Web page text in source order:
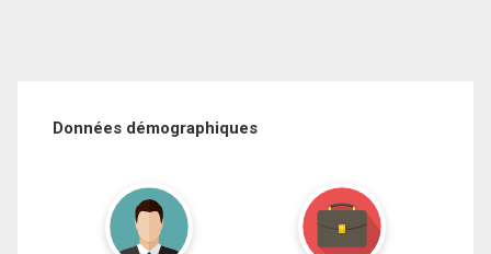
Données démographiques